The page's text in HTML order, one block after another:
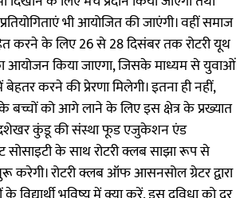
भी आयोजित की जाएंगी। वहीं समाज
करने के लिए 26 से 28 दिसंबर तक रोटरी यूथ
आयोजन किया जाएगा, जिसके माध्यम से युवाओं
करने की प्रेरणा मिलेगी। इतना ही नहीं,
बच्चों को आगे लाने के लिए इस क्षेत्र के प्रख्यात
कुंडू की संस्था फूड एजुकेशन एंड
के साथ रोटरी क्लब साझा रूप से
करेगी। रोटरी क्लब ऑफ आसनसोल ग्रेटर द्वारा